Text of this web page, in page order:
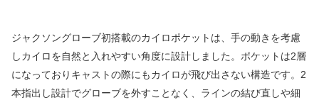
ジャクソングローブ初搭載のカイロポケットは、手の動きを考慮
しカイロを自然と入れやすい角度に設計しました。ポケットは2層
になっておりキャストの際にもカイロが飛び出さない構造です。2
本指出し設計でグローブを外すことなく、ラインの結び直しや細